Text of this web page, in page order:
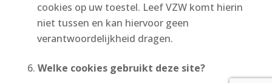
cookies op uw toestel. Leef VZW komt hierin
niet tussen en kan hiervoor geen
verantwoordelijkheid dragen.
Welke cookies gebruikt deze site?